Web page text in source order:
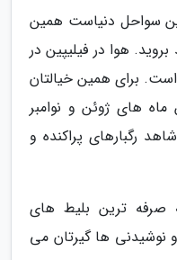
سواحل دنیاست همین
هوا در فیلیپین در
برای همین خیالتان
های ژوئن و نوامبر
رگبارهای پراکنده و
ترین بلیط های
نوشیدنی ها گیرتان می